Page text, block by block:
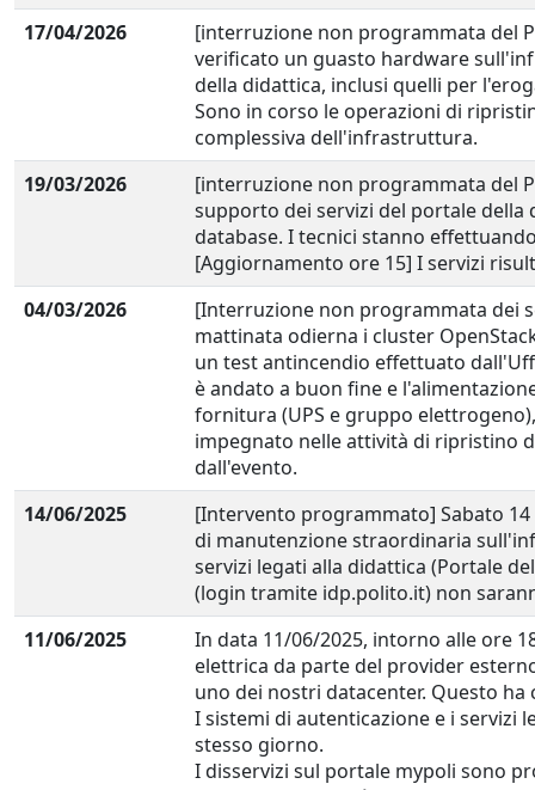
17/04/2026
[interruzione non programmata del
verificato un guasto hardware
della didattica, inclusi quelli per
Sono in corso le operazioni di
complessiva dell'infrastruttura.
19/03/2026
[interruzione non programmata del
supporto dei servizi del portale della
database. I tecnici stanno
[Aggiornamento ore 15] I servizi
04/03/2026
[Interruzione non programmata dei
mattinata odierna i cluster
un test antincendio effettuato
è andato a buon fine e
fornitura (UPS e gruppo
impegnato nelle attività di ripristino
dall'evento.
14/06/2025
[Intervento programmato] Sabato
di manutenzione straordinaria
servizi legati alla didattica (Portale
(login tramite idp.polito.it) non
11/06/2025
In data 11/06/2025, intorno alle ore
elettrica da parte del provider
uno dei nostri datacenter. Questo
I sistemi di autenticazione e i servizi
stesso giorno.
I disservizi sul portale mypoli sono